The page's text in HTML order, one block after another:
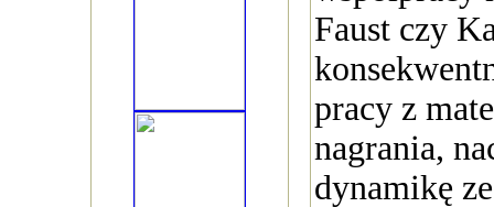
Faust czy
pracy z
nagrania,
dynamikę